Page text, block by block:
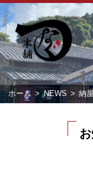
ホーム NEWS 納